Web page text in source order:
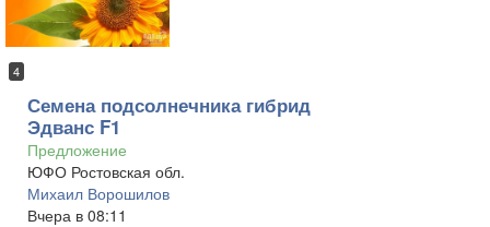
4
Семена подсолнечника гибрид
Эдванс F1
Предложение
ЮФО Ростовская обл.
Михаил Ворошилов
Вчера в 08:11